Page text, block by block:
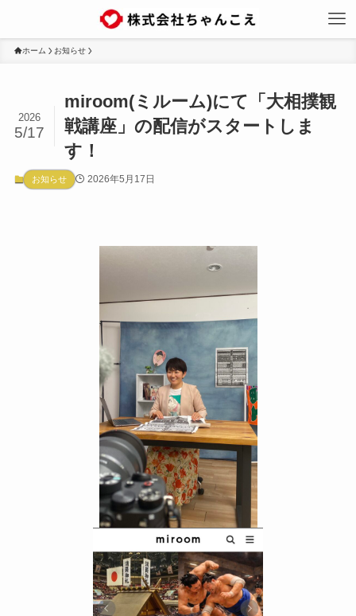
ホーム お知らせ
miroom(ミルーム)にて「大相撲観
戦講座」の配信がスタートしま
す！
2026
5/17
お知らせ 2026年5月17日